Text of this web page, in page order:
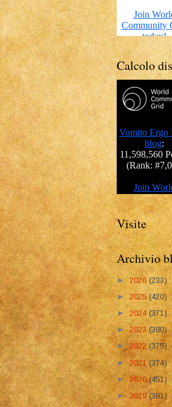
Calcolo
Visite
Archivio
► 2026(233)
►2025(420)
►2024 (371)
►2023(380)
►2022 (375)
►2021(374)
►2020(451)
►2019(381)